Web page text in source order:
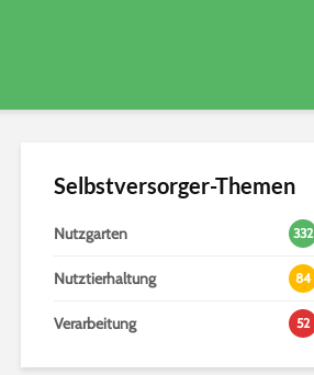
Selbstversorger-Themen
Nutzgarten 332
Nutztierhaltung 84
Verarbeitung 52